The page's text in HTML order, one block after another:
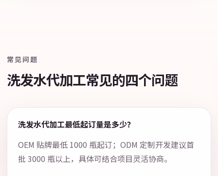
常见问题
洗发水代加工常见的四个问题
洗发水代加工最低起订量是多少？
OEM 贴牌最低 1000 瓶起订；ODM 定制开发建议首
批 3000 瓶以上，具体可结合项目灵活协商。